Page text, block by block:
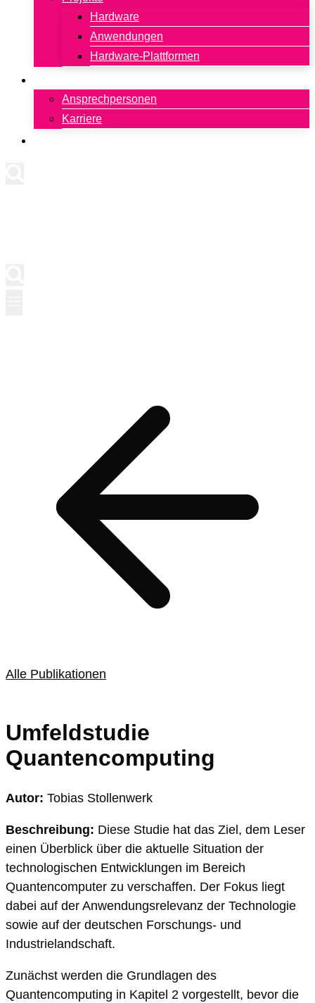
Hardware
Anwendungen
Hardware-Plattformen
Ansprechpersonen
Karriere
Alle Publikationen
Umfeldstudie
Quantencomputing
Autor: Tobias Stollenwerk
Beschreibung: Diese Studie hat das Ziel, dem Leser
einen Überblick über die aktuelle Situation der
technologischen Entwicklungen im Bereich
Quantencomputer zu verschaffen. Der Fokus liegt
dabei auf der Anwendungsrelevanz der Technologie
sowie auf der deutschen Forschungs- und
Industrielandschaft.
Zunächst werden die Grundlagen des
Quantencomputing in Kapitel 2 vorgestellt, bevor die